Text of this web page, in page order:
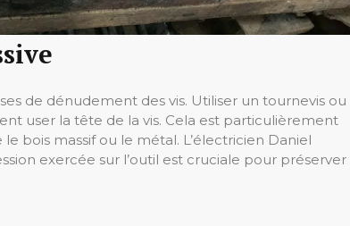
de dénudement des vis. Utiliser un tournevis ou
user la tête de la vis. Cela est particulièrement
bois massif ou le métal. L’électricien Daniel
exercée sur l’outil est cruciale pour préserver